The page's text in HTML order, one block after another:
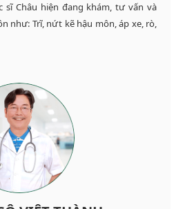
sĩ Châu hiện đang khám, tư vấn và
như: Trĩ, nứt kẽ hậu môn, áp xe, rò,